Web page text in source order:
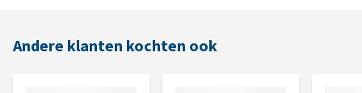
Andere klanten kochten ook